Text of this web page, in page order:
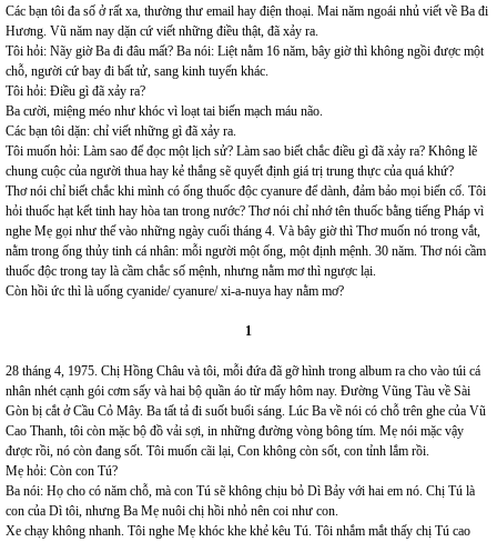
Các bạn tôi đa số ở rất xa, thường thư email hay điện thoại. Mai năm ngoái nhủ viết về Ba đi
Hương. Vũ năm nay dặn cứ viết những điều thật, đã xảy ra.
Tôi hỏi: Nãy giờ Ba đi đâu mất? Ba nói: Liệt nằm 16 năm, bây giờ thì không ngồi được một
chỗ, người cứ bay đi bất tử, sang kinh tuyến khác.
Tôi hỏi: Điều gì đã xảy ra?
Ba cười, miệng méo như khóc vì loạt tai biến mạch máu não.
Các bạn tôi dặn: chỉ viết những gì đã xảy ra.
Tôi muốn hỏi: Làm sao để đọc một lịch sử? Làm sao biết chắc điều gì đã xảy ra? Không lẽ
chung cuộc của người thua hay kẻ thắng sẽ quyết định giá trị trung thực của quá khứ?
Thơ nói chỉ biết chắc khi mình có ống thuốc độc cyanure để dành, đảm bảo mọi biến cố. Tôi
hỏi thuốc hạt kết tinh hay hòa tan trong nước? Thơ nói chỉ nhớ tên thuốc bằng tiếng Pháp vì
nghe Mẹ gọi như thế vào những ngày cuối tháng 4. Và bây giờ thì Thơ muốn nó trong vắt,
nằm trong ống thủy tinh cá nhân: mỗi người một ống, một định mệnh. 30 năm. Thơ nói cầm
thuốc độc trong tay là cầm chắc số mệnh, nhưng nằm mơ thì ngược lại.
Còn hồi ức thì là uống cyanide/ cyanure/ xi-a-nuya hay nằm mơ?
1
28 tháng 4, 1975. Chị Hồng Châu và tôi, mỗi đứa đã gỡ hình trong album ra cho vào túi cá
nhân nhét cạnh gói cơm sấy và hai bộ quần áo từ mấy hôm nay. Đường Vũng Tàu về Sài
Gòn bị cắt ở Cầu Cỏ Mây. Ba tất tả đi suốt buổi sáng. Lúc Ba về nói có chỗ trên ghe của Vũ
Cao Thanh, tôi còn mặc bộ đồ vải sợi, in những đường vòng bông tím. Mẹ nói mặc vậy
được rồi, nó còn đang sốt. Tôi muốn cãi lại, Con không còn sốt, con tỉnh lắm rồi.
Mẹ hỏi: Còn con Tú?
Ba nói: Họ cho có năm chỗ, mà con Tú sẽ không chịu bỏ Dì Bảy với hai em nó. Chị Tú là
con của Dì tôi, nhưng Ba Mẹ nuôi chị hồi nhỏ nên coi như con.
Xe chạy không nhanh. Tôi nghe Mẹ khóc khe khẻ kêu Tú. Tôi nhắm mắt thấy chị Tú cao